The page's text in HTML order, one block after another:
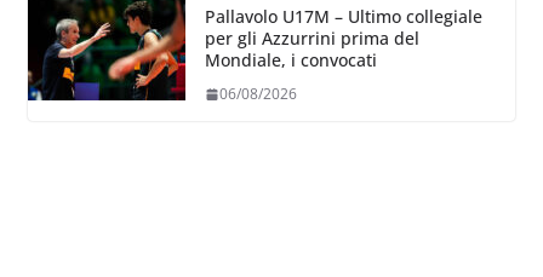
Pallavolo U17M – Ultimo collegiale
per gli Azzurrini prima del
Mondiale, i convocati
06/08/2026